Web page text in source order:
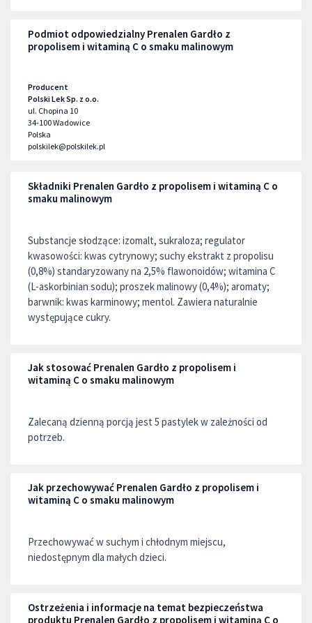
Podmiot odpowiedzialny Prenalen Gardło z
propolisem i witaminą C o smaku malinowym
Producent
Polski Lek Sp. z o.o.
ul. Chopina 10
34-100Wadowice
Polska
polskilek@polskilek.pl
Składniki Prenalen Gardło z propolisem i witaminą C o
smaku malinowym
Substancje słodzące: izomalt, sukraloza; regulator
kwasowości: kwas cytrynowy; suchy ekstrakt z propolisu
(0,8%) standaryzowany na 2,5% flawonoidów; witamina C
(L-askorbinian sodu); proszek malinowy (0,4%); aromaty;
barwnik: kwas karminowy; mentol. Zawiera naturalnie
występujące cukry.
Jak stosować Prenalen Gardło z propolisem i
witaminą C o smaku malinowym
Zalecaną dzienną porcją jest 5 pastylek w zależności od
potrzeb.
Jak przechowywać Prenalen Gardło z propolisem i
witaminą C o smaku malinowym
Przechowywać w suchym i chłodnym miejscu,
niedostępnym dla małych dzieci.
Ostrzeżenia i informacje na temat bezpieczeństwa
produktu Prenalen Gardło z propolisem i witaminą C o